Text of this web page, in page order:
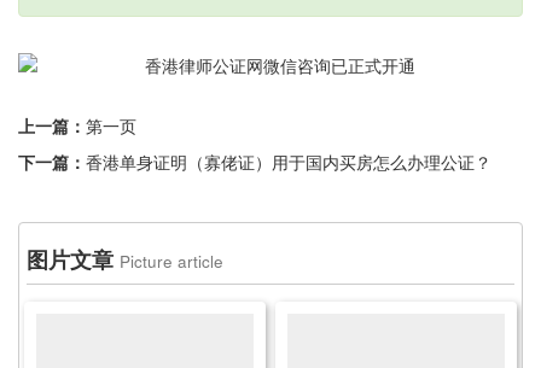
上一篇： 第一页
下一篇： 香港单身证明（寡佬证）用于国内买房怎么办理公证？
图片文章 Picture article